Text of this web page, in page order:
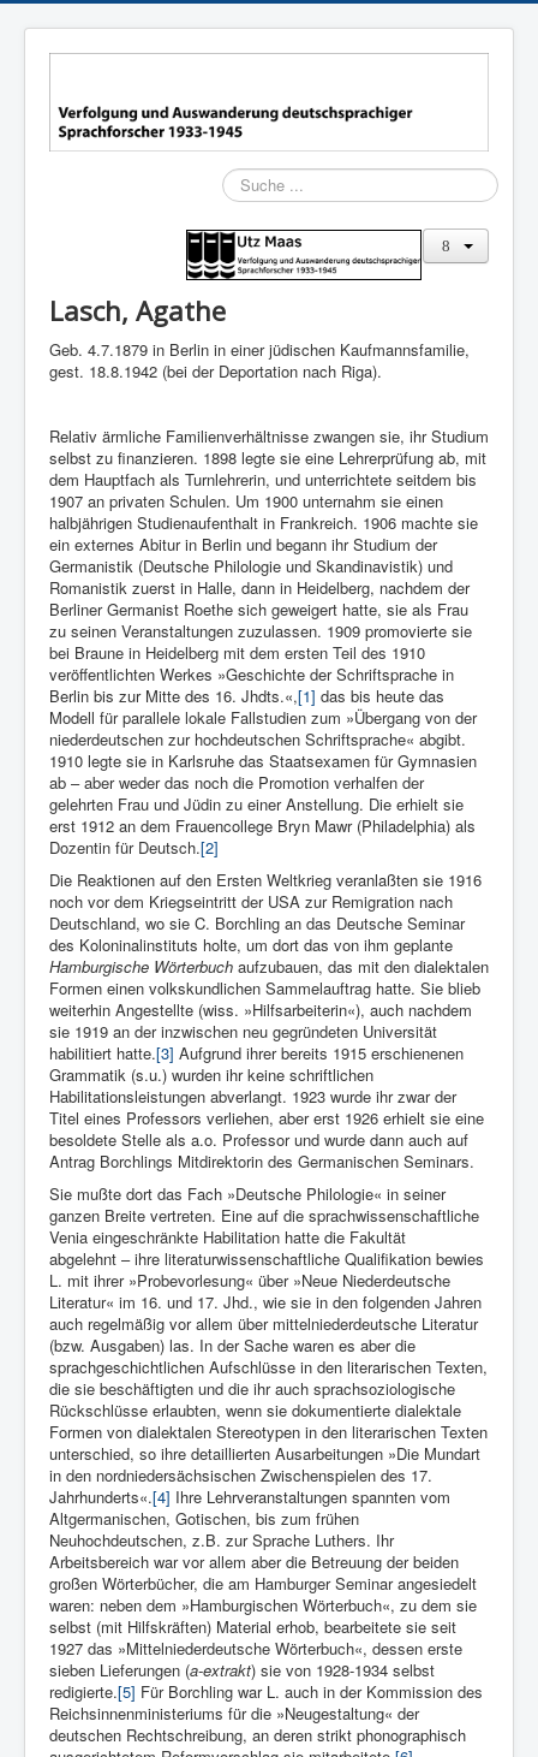
Suchen
Lasch, Agathe
Geb. 4.7.1879 in Berlin in einer jüdischen Kaufmannsfamilie,
gest. 18.8.1942 (bei der Deportation nach Riga).
Relativ ärmliche Familienverhältnisse zwangen sie, ihr Studium
selbst zu finanzieren. 1898 legte sie eine Lehrerprüfung ab, mit
dem Hauptfach als Turnlehrerin, und unterrichtete seitdem bis
1907 an privaten Schulen. Um 1900 unternahm sie einen
halbjährigen Studienaufenthalt in Frankreich. 1906 machte sie
ein externes Abitur in Berlin und begann ihr Studium der
Germanistik (Deutsche Philologie und Skandinavistik) und
Romanistik zuerst in Halle, dann in Heidelberg, nachdem der
Berliner Germanist Roethe sich geweigert hatte, sie als Frau
zu seinen Veranstaltungen zuzulassen. 1909 promovierte sie
bei Braune in Heidelberg mit dem ersten Teil des 1910
veröffentlichten Werkes »Geschichte der Schriftsprache in
Berlin bis zur Mitte des 16. Jhdts.«,[1] das bis heute das
Modell für parallele lokale Fallstudien zum »Über­gang von der
niederdeutschen zur hochdeutschen Schriftsprache« ab­gibt.
1910 legte sie in Karlsruhe das Staatsexamen für Gymnasien
ab – aber weder das noch die Promotion verhalfen der
gelehrten Frau und Jü­din zu einer Anstellung. Die erhielt sie
erst 1912 an dem Frauen­college Bryn Mawr (Philadelphia) als
Dozentin für Deutsch.[2]
Die Reaktionen auf den Ersten Weltkrieg veranlaßten sie 1916
noch vor dem Kriegseintritt der USA zur Remigration nach
Deutschland, wo sie C. Borchling an das Deutsche Seminar
des Koloninalinstituts holte, um dort das von ihm geplante
Hamburgische Wörterbuch aufzubauen, das mit den dialektalen
Formen einen volkskundlichen Sammelauftrag hatte. Sie blieb
weiterhin Angestellte (wiss. »Hilfsarbeiterin«), auch nachdem
sie 1919 an der inzwischen neu gegründeten Universität
habilitiert hatte.[3] Aufgrund ihrer bereits 1915 erschienenen
Grammatik (s.u.) wurden ihr keine schriftlichen
Habilitationsleistungen abverlangt. 1923 wurde ihr zwar der
Titel eines Professors verliehen, aber erst 1926 erhielt sie eine
besoldete Stelle als a.o. Professor und wurde dann auch auf
Antrag Borchlings Mitdirektorin des Germanischen Seminars.
Sie mußte dort das Fach »Deutsche Philologie« in seiner
ganzen Breite vertreten. Eine auf die sprachwissenschaftliche
Venia eingeschränkte Habilitation hatte die Fakultät
abgelehnt – ihre literaturwissenschaftliche Qualifikation bewies
L. mit ihrer »Probevorlesung« über »Neue Niederdeutsche
Literatur« im 16. und 17. Jhd., wie sie in den folgenden Jahren
auch regelmäßig vor allem über mittelniederdeutsche Literatur
(bzw. Ausgaben) las. In der Sache waren es aber die
sprachgeschichtlichen Aufschlüsse in den literarischen Texten,
die sie beschäftigten und die ihr auch sprachsoziologische
Rückschlüsse erlaubten, wenn sie dokumentierte dialektale
Formen von dialektalen Stereotypen in den literarischen Texten
unterschied, so ihre detaillierten Ausarbeitungen »Die Mundart
in den nordniedersächsischen Zwischenspielen des 17.
Jahrhunderts«.[4] Ihre Lehrveranstaltungen spannten vom
Altgermanischen, Gotischen, bis zum frühen
Neuhochdeutschen, z.B. zur Sprache Luthers. Ihr
Arbeitsbereich war vor allem aber die Betreuung der beiden
großen Wörterbücher, die am Hamburger Seminar angesiedelt
waren: neben dem »Hamburgischen Wörterbuch«, zu dem sie
selbst (mit Hilfskräften) Material erhob, bearbeitete sie seit
1927 das »Mittelniederdeutsche Wörterbuch«, dessen erste
sieben Lieferungen (a-extrakt) sie von 1928-1934 selbst
redigierte.[5] Für Borchling war L. auch in der Kommission des
Reichsinnenministeriums für die »Neugestaltung« der
deutschen Rechtschreibung, an deren strikt phonographisch